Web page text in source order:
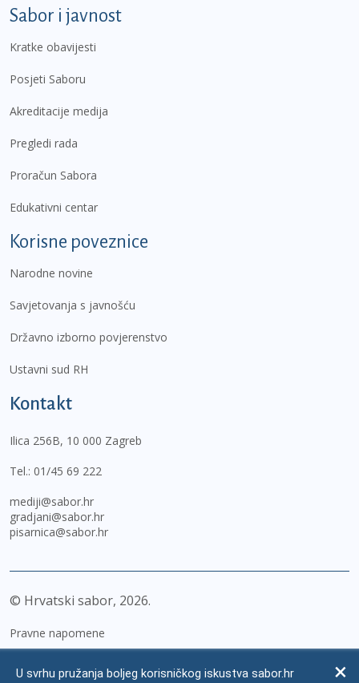
Sabor i javnost
Kratke obavijesti
Posjeti Saboru
Akreditacije medija
Pregledi rada
Proračun Sabora
Edukativni centar
Korisne poveznice
Narodne novine
Savjetovanja s javnošću
Državno izborno povjerenstvo
Ustavni sud RH
Kontakt
Ilica 256B, 10 000 Zagreb
Tel.: 01/45 69 222
mediji@sabor.hr
gradjani@sabor.hr
pisarnica@sabor.hr
© Hrvatski sabor, 2026
Pravne napomene
U svrhu pružanja boljeg korisničkog iskustva sabor.hr